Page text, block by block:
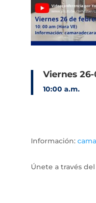
Viernes 26-
10:00 a.m.
Información:
Únete a través